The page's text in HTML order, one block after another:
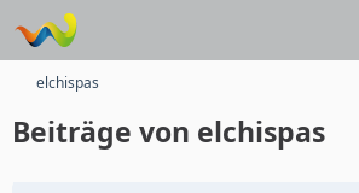
elchispas
Beiträge von elchispas